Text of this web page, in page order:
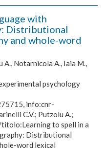
with
Distributional
and whole-word
Notarnicola A., Iaia M.,
psychology
info:cnr-
C.V.; Putzolu A.;
to spell in a
Distributional
word lexical